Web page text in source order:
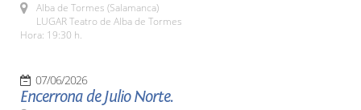
Alba de Tormes (Salamanca)
LUGAR Teatro de Alba de Tormes
Hora: 19:30 h.
07/06/2026
Encerrona de Julio Norte.